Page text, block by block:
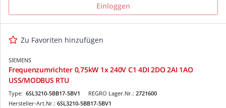
Einloggen
Zu Favoriten hinzufügen
SIEMENS
Frequenzumrichter 0,75kW 1x 240V C1 4DI 2DO 2AI 1AO
USS/MODBUS RTU
REGRO Lager.Nr.: 2721600
Type: 6SL3210-5BB17-5BV1
Hersteller-Art.Nr.: 6SL3210-5BB17-5BV1